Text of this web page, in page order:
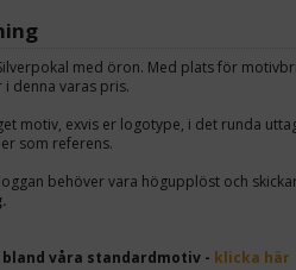
med öron. Med plats för
i denna varas pris.
motiv, exvis er logotype, i det runda
som referens.
behöver vara högupplöst och
bland våra standardmotiv - klicka här